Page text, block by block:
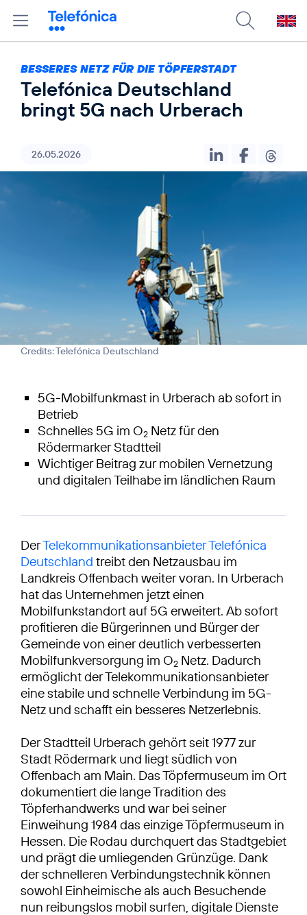
BESSERES NETZ FÜR DIE TÖPFERSTADT
Telefónica Deutschland
bringt 5G nach Urberach
26.05.2026
Credits: Telefónica Deutschland
5G-Mobilfunkmast in Urberach ab sofort in
Betrieb
Schnelles 5G im O2 Netz für den
Rödermarker Stadtteil
Wichtiger Beitrag zur mobilen Vernetzung
und digitalen Teilhabe im ländlichen Raum
DerTelekommunikationsanbieter Telefónica
Deutschland treibt den Netzausbau im
Landkreis Offenbach weiter voran. In Urberach
hat das Unternehmen jetzt einen
Mobilfunkstandort auf 5G erweitert. Ab sofort
profitieren die Bürgerinnen und Bürger der
Gemeinde von einer deutlich verbesserten
Mobilfunkversorgung im O2 Netz. Dadurch
ermöglicht der Telekommunikationsanbieter
eine stabile und schnelle Verbindung im 5G-
Netz und schafft ein besseres Netzerlebnis.
Der Stadtteil Urberach gehört seit 1977 zur
Stadt Rödermark und liegt südlich von
Offenbach am Main. Das Töpfermuseum im Ort
dokumentiert die lange Tradition des
Töpferhandwerks und war bei seiner
Einweihung 1984 das einzige Töpfermuseum in
Hessen. Die Rodau durchquert das Stadtgebiet
und prägt die umliegenden Grünzüge. Dank
der schnelleren Verbindungstechnik können
sowohl Einheimische als auch Besuchende
nun reibungslos mobil surfen, digitale Dienste